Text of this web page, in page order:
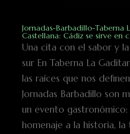
Jornadas-Barbadillo-Taberna
Castellana: Cádiz se sirve en
Una cita con el sabor y
sur En Taberna La
las raíces que nos
Jornadas Barbadillo son
un evento gastronómico:
homenaje a la historia, la